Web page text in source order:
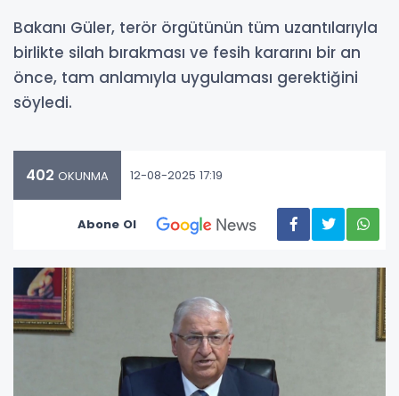
Bakanı Güler, terör örgütünün tüm uzantılarıyla
birlikte silah bırakması ve fesih kararını bir an
önce, tam anlamıyla uygulaması gerektiğini
söyledi.
402 OKUNMA 12-08-2025 17:19
Abone Ol